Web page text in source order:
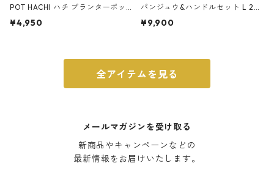
POT HACHI ハチ プランターポッ
ト 3号 ブラック
¥4,950
パンジュウ&ハンドルセット L 24c
m ガス火・IH対応 鉄フライパン
¥9,900
全アイテムを見る
メールマガジンを受け取る
新商品やキャンペーンなどの
最新情報をお届けいたします。